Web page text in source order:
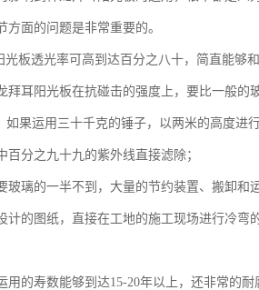
面的问题是非常重要的。
板透光率可高到达百分之八十，简直能够和
拜耳阳光板在抗碰击的强度上，要比一般的
如果运用三十千克的锤子，以两米的高度进
分之九十九的紫外线直接滤除；
玻璃的一半不到，大量的节约装置、搬卸和
计的图纸，直接在工地的施工现场进行冷
的寿数能够到达15-20年以上，还非常的耐